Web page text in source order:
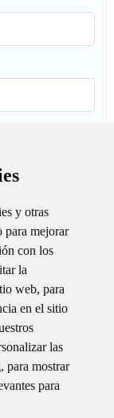
y otras
para mejorar
con los
la
web, para
en el sitio
las
, para mostrar
para